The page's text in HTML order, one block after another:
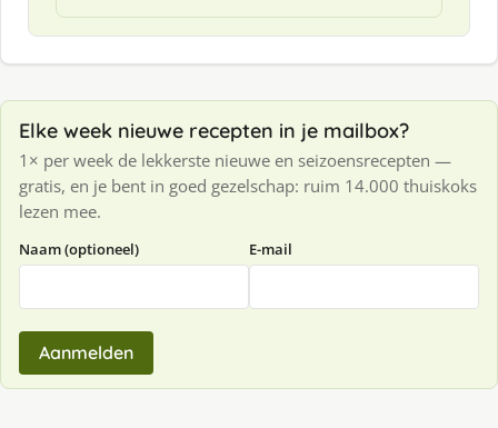
Elke week nieuwe recepten in je mailbox?
1× per week de lekkerste nieuwe en seizoensrecepten —
gratis, en je bent in goed gezelschap: ruim 14.000 thuiskoks
lezen mee.
Naam (optioneel) E-mail
Aanmelden